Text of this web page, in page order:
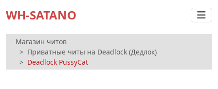
WH-SATANO
Магазин читов
Приватные читы на Deadlock (Дедлок)
Deadlock PussyCat